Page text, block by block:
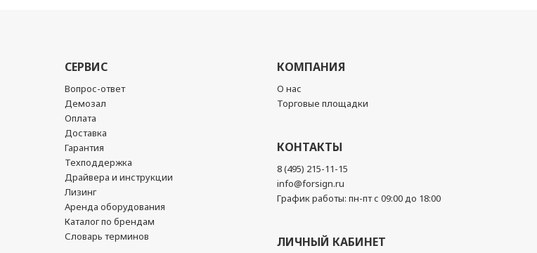
СЕРВИС
Вопрос-ответ
Демозал
Оплата
Доставка
Гарантия
Техподдержка
Драйвера и инструкции
Лизинг
Аренда оборудования
Каталог по брендам
Словарь терминов
КОМПАНИЯ
О нас
Торговые площадки
КОНТАКТЫ
8 (495) 215-11-15
info@forsign.ru
График работы: пн-пт с 09:00 до 18:00
ЛИЧНЫЙ КАБИНЕТ